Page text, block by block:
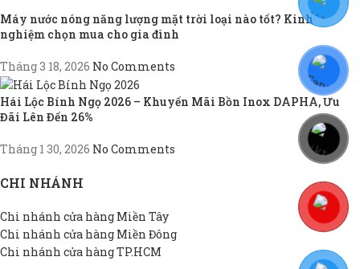
Máy nước nóng năng lượng mặt trời loại nào tốt? Kinh
nghiệm chọn mua cho gia đình
Tháng 3 18, 2026 No Comments
Hái Lộc Bính Ngọ 2026 – Khuyến Mãi Bồn Inox DAPHA, Ưu
Đãi Lên Đến 26%
Tháng 1 30, 2026 No Comments
CHI NHÁNH
Chi nhánh cửa hàng Miền Tây
Chi nhánh cửa hàng Miền Đông
Chi nhánh cửa hàng TP.HCM